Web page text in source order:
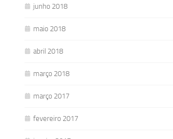
junho 2018
maio 2018
abril 2018
março 2018
março 2017
fevereiro 2017